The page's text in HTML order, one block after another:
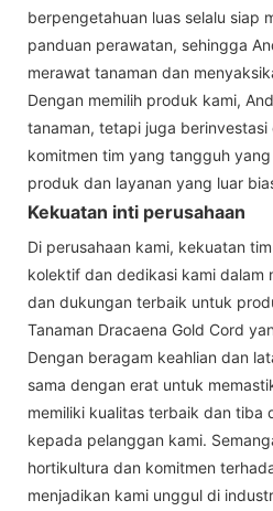
berpengetahuan luas selalu siap
panduan perawatan, sehingga
merawat tanaman dan
Dengan memilih produk kami,
tanaman, tetapi juga berinvestasi
komitmen tim yang tangguh
produk dan layanan yang luar
Kekuatan inti perusahaan
Di perusahaan kami, kekuatan
kolektif dan dedikasi kami dalam
dan dukungan terbaik untuk
Tanaman Dracaena Gold Cord
Dengan beragam keahlian dan
sama dengan erat untuk
memiliki kualitas terbaik dan tiba
kepada pelanggan kami.
hortikultura dan komitmen
menjadikan kami unggul di